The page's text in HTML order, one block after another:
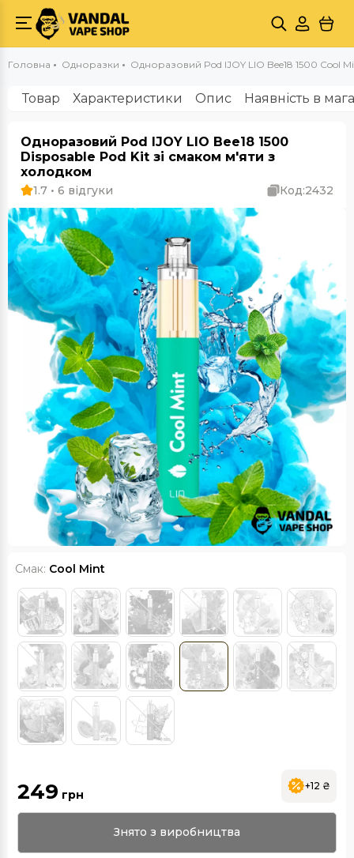
Головна Одноразки Одноразовий Pod IJOY LIO Bee18 1500 Cool
Товар Характеристики Опис Наявність в
Одноразовий Pod IJOY LIO Bee18 1500
Disposable Pod Kit зі смаком м'яти з
холодком
1.7 • 6 відгуки Код:2432
Смак: Cool Mint
249 грн
+12 ₴
Знято з виробництва